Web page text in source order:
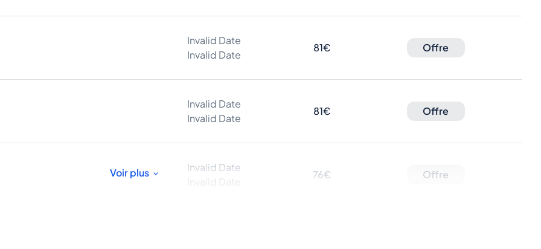
Invalid Date
Invalid Date
81€ Offre
Invalid Date
Invalid Date
81€ Offre
Invalid Date
Invalid Date
76€ Offre
Voir plus